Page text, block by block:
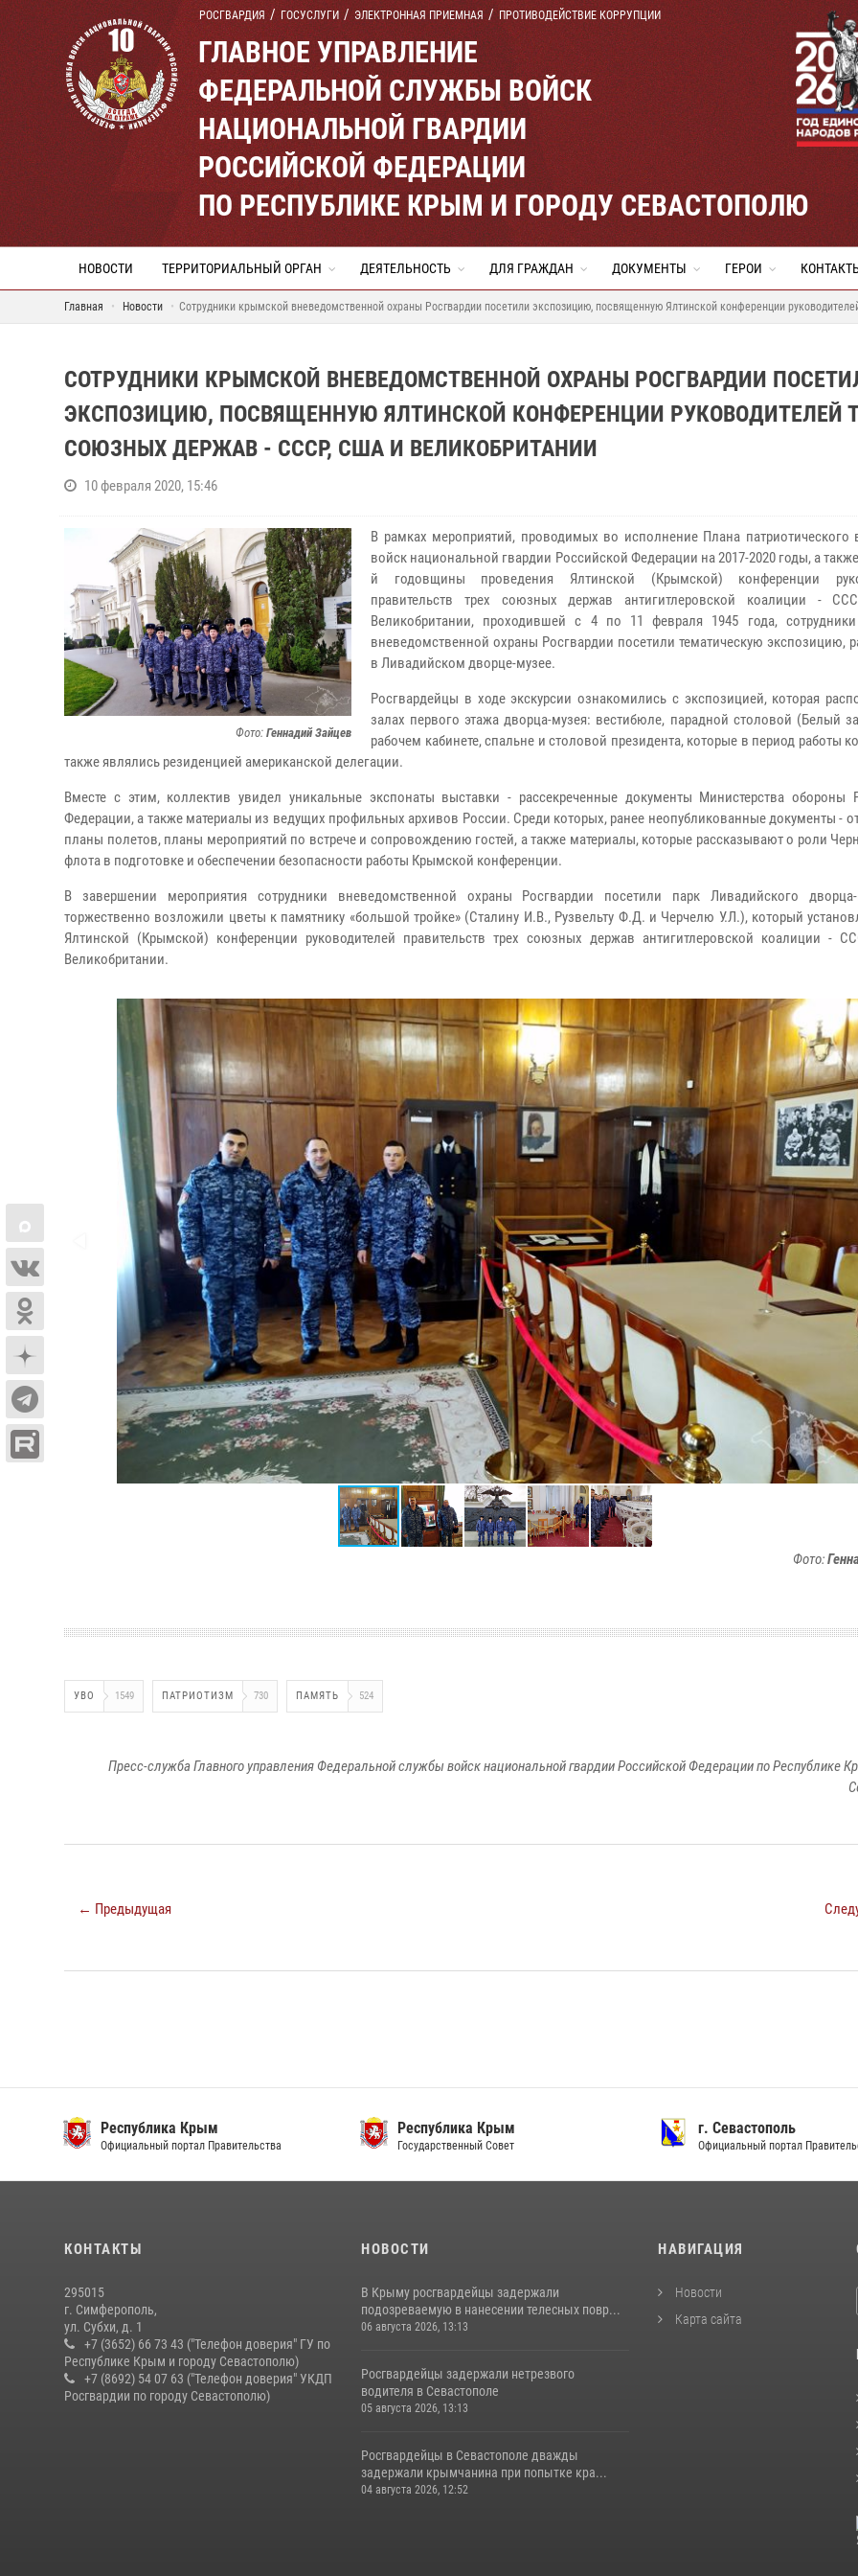
РОСГВАРДИЯ ГОСУСЛУГИ ЭЛЕКТРОННАЯ ПРИЕМНАЯ ПРОТИВОДЕЙСТВИЕ КОРРУПЦИИ
ГЛАВНОЕ УПРАВЛЕНИЕ
ФЕДЕРАЛЬНОЙ СЛУЖБЫ ВОЙСК
НАЦИОНАЛЬНОЙ ГВАРДИИ
РОССИЙСКОЙ ФЕДЕРАЦИИ
ПО РЕСПУБЛИКЕ КРЫМ И ГОРОДУ СЕВАСТОПОЛЮ
НОВОСТИ ТЕРРИТОРИАЛЬНЫЙ ОРГАН ДЕЯТЕЛЬНОСТЬ ДЛЯ ГРАЖДАН ДОКУМЕНТЫ ГЕРОИ
Главная Новости Сотрудники крымской вневедомственной охраны Росгвардии посетили экспозицию, посвященную Ялтинской конференции
СОТРУДНИКИ КРЫМСКОЙ ВНЕВЕДОМСТВЕННОЙ ОХРАНЫ РОСГВАРДИИ
ЭКСПОЗИЦИЮ, ПОСВЯЩЕННУЮ ЯЛТИНСКОЙ КОНФЕРЕНЦИИ РУКОВОДИТЕЛЕЙ
СОЮЗНЫХ ДЕРЖАВ - СССР, США И ВЕЛИКОБРИТАНИИ
10 февраля 2020, 15:46
Фото: Геннадий Зайцев
В рамках мероприятий, проводимых во исполнение Плана патриотического
войск национальной гвардии Российской Федерации на 2017-2020 годы, а
й годовщины проведения Ялтинской (Крымской) конференции
правительств трех союзных держав антигитлеровской коалиции -
Великобритании, проходившей с 4 по 11 февраля 1945 года,
вневедомственной охраны Росгвардии посетили тематическую экспозицию,
в Ливадийском дворце-музее.
Росгвардейцы в ходе экскурсии ознакомились с экспозицией, которая
залах первого этажа дворца-музея: вестибюле, парадной столовой (Белый
рабочем кабинете, спальне и столовой президента, которые в период работы
также являлись резиденцией американской делегации.
Вместе с этим, коллектив увидел уникальные экспонаты выставки - рассекреченные документы Министерства обороны
Федерации, а также материалы из ведущих профильных архивов России. Среди которых, ранее неопубликованные документы -
планы полетов, планы мероприятий по встрече и сопровождению гостей, а также материалы, которые рассказывают о роли
флота в подготовке и обеспечении безопасности работы Крымской конференции.
В завершении мероприятия сотрудники вневедомственной охраны Росгвардии посетили парк Ливадийского
торжественно возложили цветы к памятнику «большой тройке» (Сталину И.В., Рузвельту Ф.Д. и Черчелю У.Л.), который
Ялтинской (Крымской) конференции руководителей правительств трех союзных держав антигитлеровской коалиции -
Великобритании.
Фото:
УВО 1549 ПАТРИОТИЗМ 730 ПАМЯТЬ 524
Пресс-служба Главного управления Федеральной службы войск национальной гвардии Российской Федерации по Республике
← Предыдущая
Республика Крым
Официальный портал Правительства
Республика Крым
Государственный Совет
г. Севастополь
Официальный портал
КОНТАКТЫ
295015
г. Симферополь,
ул. Субхи, д. 1
+7 (3652) 66 73 43 ("Телефон доверия" ГУ по
Республике Крым и городу Севастополю)
+7 (8692) 54 07 63 ("Телефон доверия" УКДП
Росгвардии по городу Севастополю)
НОВОСТИ
В Крыму росгвардейцы задержали
подозреваемую в нанесении телесных повр...
06 августа 2026, 13:13
Росгвардейцы задержали нетрезвого
водителя в Севастополе
05 августа 2026, 13:13
Росгвардейцы в Севастополе дважды
задержали крымчанина при попытке кра...
04 августа 2026, 12:52
НАВИГАЦИЯ
Новости
Карта сайта